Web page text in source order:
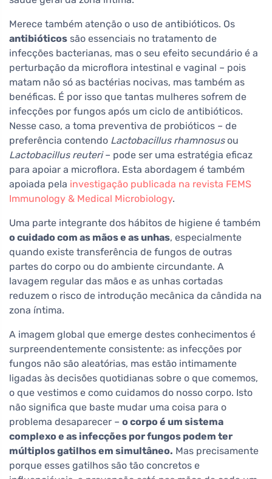
Merece também atenção o uso de antibióticos. Os
antibióticos são essenciais no tratamento de
infecções bacterianas, mas o seu efeito secundário é a
perturbação da microflora intestinal e vaginal – pois
matam não só as bactérias nocivas, mas também as
benéficas. É por isso que tantas mulheres sofrem de
infecções por fungos após um ciclo de antibióticos.
Nesse caso, a toma preventiva de probióticos – de
preferência contendo Lactobacillus rhamnosusou
Lactobacillus reuteri– pode ser uma estratégia eficaz
para apoiar a microflora. Esta abordagem é também
apoiada pela investigação publicada na revista FEMS
Immunology & Medical Microbiology.
Uma parte integrante dos hábitos de higiene é também
o cuidado com as mãos e as unhas, especialmente
quando existe transferência de fungos de outras
partes do corpo ou do ambiente circundante. A
lavagem regular das mãos e as unhas cortadas
reduzem o risco de introdução mecânica da cândida na
zona íntima.
A imagem global que emerge destes conhecimentos é
surpreendentemente consistente: as infecções por
fungos não são aleatórias, mas estão intimamente
ligadas às decisões quotidianas sobre o que comemos,
o que vestimos e como cuidamos do nosso corpo. Isto
não significa que baste mudar uma coisa para o
problema desaparecer – o corpo é um sistema
complexo e as infecções por fungos podem ter
múltiplos gatilhos em simultâneo. Mas precisamente
porque esses gatilhos são tão concretos e